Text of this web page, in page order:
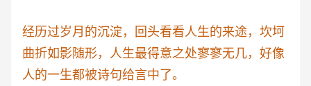
经历过岁月的沉淀，回头看看人生的来途，坎坷
曲折如影随形，人生最得意之处寥寥无几，好像
人的一生都被诗句给言中了。